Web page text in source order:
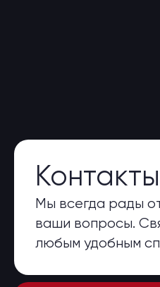
Контакты
Мы всегда рады
ваши вопросы.
любым удобным